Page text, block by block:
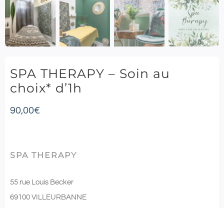
SPA THERAPY – Soin au
choix* d’1h
90,00€
SPA THERAPY
55 rue Louis Becker
69100 VILLEURBANNE